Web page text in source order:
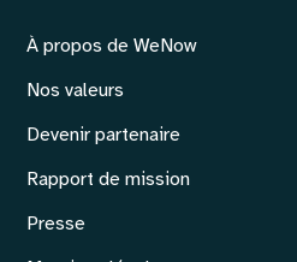
À propos de WeNow
Nos valeurs
Devenir partenaire
Rapport de mission
Presse